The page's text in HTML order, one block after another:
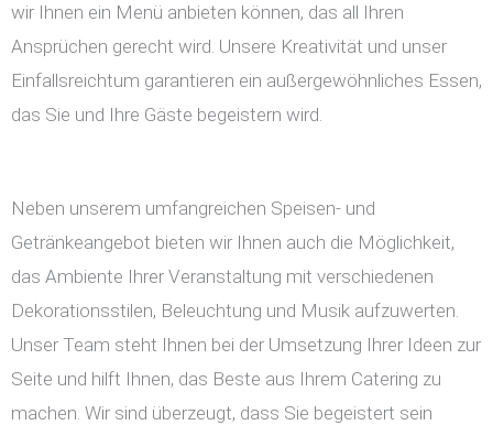
wir Ihnen ein Menü anbieten können, das all Ihren
Ansprüchen gerecht wird. Unsere Kreativität und unser
Einfallsreichtum garantieren ein außergewöhnliches Essen,
das Sie und Ihre Gäste begeistern wird.
Neben unserem umfangreichen Speisen- und
Getränkeangebot bieten wir Ihnen auch die Möglichkeit,
das Ambiente Ihrer Veranstaltung mit verschiedenen
Dekorationsstilen, Beleuchtung und Musik aufzuwerten.
Unser Team steht Ihnen bei der Umsetzung Ihrer Ideen zur
Seite und hilft Ihnen, das Beste aus Ihrem Catering zu
machen. Wir sind überzeugt, dass Sie begeistert sein